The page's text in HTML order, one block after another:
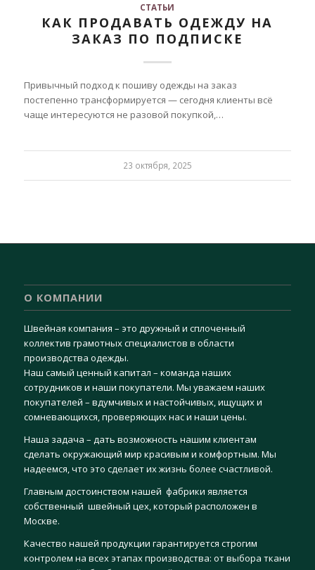
СТАТЬИ
КАК ПРОДАВАТЬ ОДЕЖДУ НА
ЗАКАЗ ПО ПОДПИСКЕ
Привычный подход к пошиву одежды на заказ
постепенно трансформируется — сегодня клиенты всё
чаще интересуются не разовой покупкой,…
23 октября, 2025
О КОМПАНИИ
Швейная компания – это дружный и сплоченный
коллектив грамотных специалистов в области
производства одежды.
Наш самый ценный капитал – команда наших
сотрудников и наши покупатели. Мы уважаем наших
покупателей – вдумчивых и настойчивых, ищущих и
сомневающихся, проверяющих нас и наши цены.
Наша задача – дать возможность нашим клиентам
сделать окружающий мир красивым и комфортным. Мы
надеемся, что это сделает их жизнь более счастливой.
Главным достоинством нашей фабрики является
собственный швейный цех, который расположен в
Москве.
Качество нашей продукции гарантируется строгим
контролем на всех этапах производства: от выбора ткани